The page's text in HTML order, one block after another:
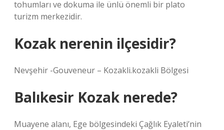
tohumları ve dokuma ile ünlü önemli bir plato
turizm merkezidir.
Kozak nerenin ilçesidir?
Nevşehir -Gouveneur – Kozakli.kozakli Bölgesi
Balıkesir Kozak nerede?
Muayene alanı, Ege bölgesindeki Çağlık Eyaleti’nin